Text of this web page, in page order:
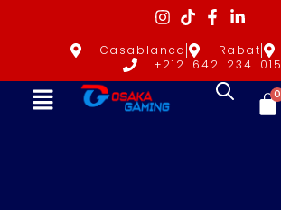
Casablanca Rabat
+212 642 234 015
0